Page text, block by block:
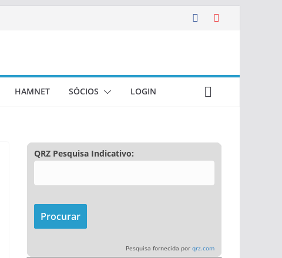
HAMNET SÓCIOS LOGIN
QRZ Pesquisa Indicativo:
Pesquisa fornecida por qrz.com